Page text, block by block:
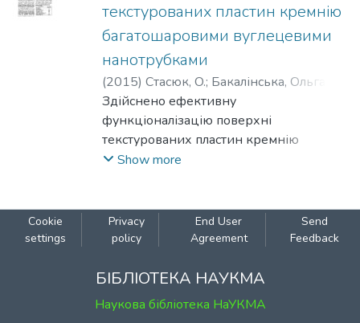
текстурованих пластин кремнію
багатошаровими вуглецевими
нанотрубками
(2015) Стасюк, O.; Бакалінська, Ольга
Картель, Микола
Здійснено ефективну
функціоналізацію поверхні
текстурованих пластин кремнію
багатошаровими вуглецевими
використанням поліетиленіміну та
карбодііміду. Щільність нанесення ВНТ
допомогою поліетиленіміну є більшою,
амперну характеристику
Show more
Cookie
settings
Privacy
policy
End User
Agreement
Send
Feedback
БІБЛІОТЕКА НАУКМА
Наукова бібліотека НаУКМА